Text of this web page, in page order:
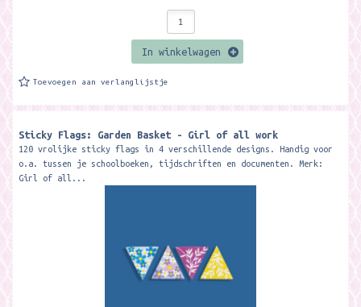
In winkelwagen
Toevoegen aan verlanglijstje
Sticky Flags: Garden Basket - Girl of all work
120 vrolijke sticky flags in 4 verschillende designs. Handig voor
o.a. tussen je schoolboeken, tijdschriften en documenten. Merk:
Girl of all...